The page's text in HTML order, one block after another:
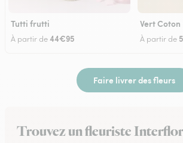
Tutti frutti
À partir de44€95
Vert Coton
À partir de
Faire livrer des fleurs
Trouvez un fleuriste